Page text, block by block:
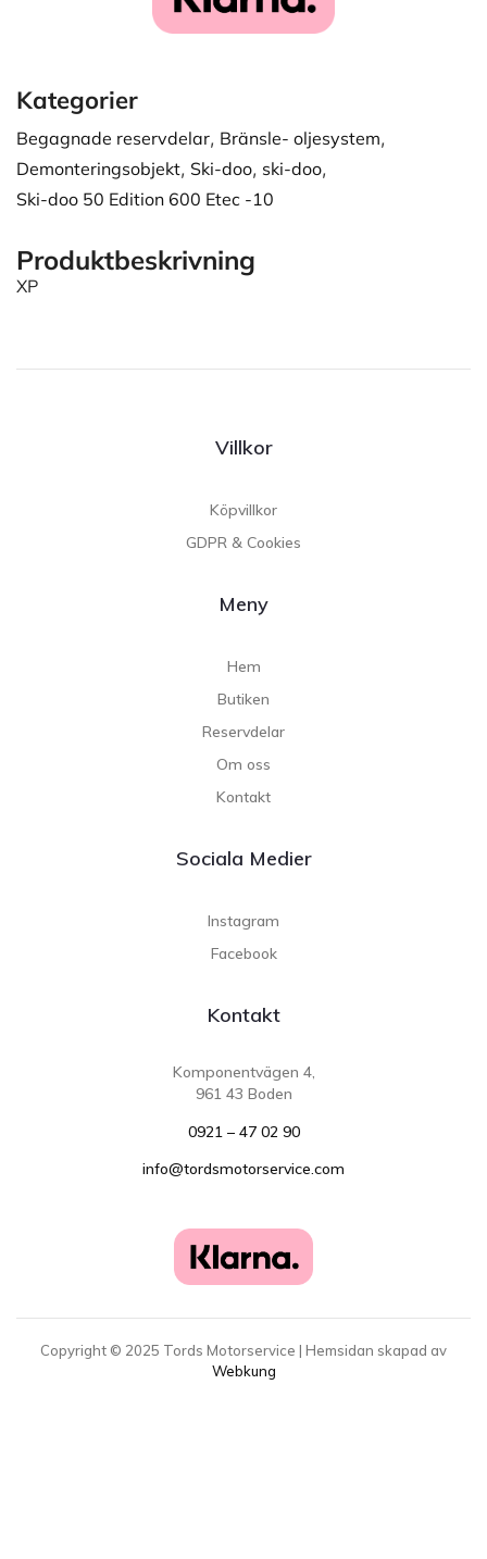
Kategorier
Begagnade reservdelar, Bränsle- oljesystem,
Demonteringsobjekt, Ski-doo, ski-doo,
Ski-doo 50 Edition 600 Etec -10
Produktbeskrivning
XP
Villkor
Köpvillkor
GDPR & Cookies
Meny
Hem
Butiken
Reservdelar
Om oss
Kontakt
Sociala Medier
Instagram
Facebook
Kontakt
Komponentvägen 4,
961 43 Boden
0921 – 47 02 90
info@tordsmotorservice.com
Copyright © 2025 Tords Motorservice | Hemsidan skapad av
Webkung